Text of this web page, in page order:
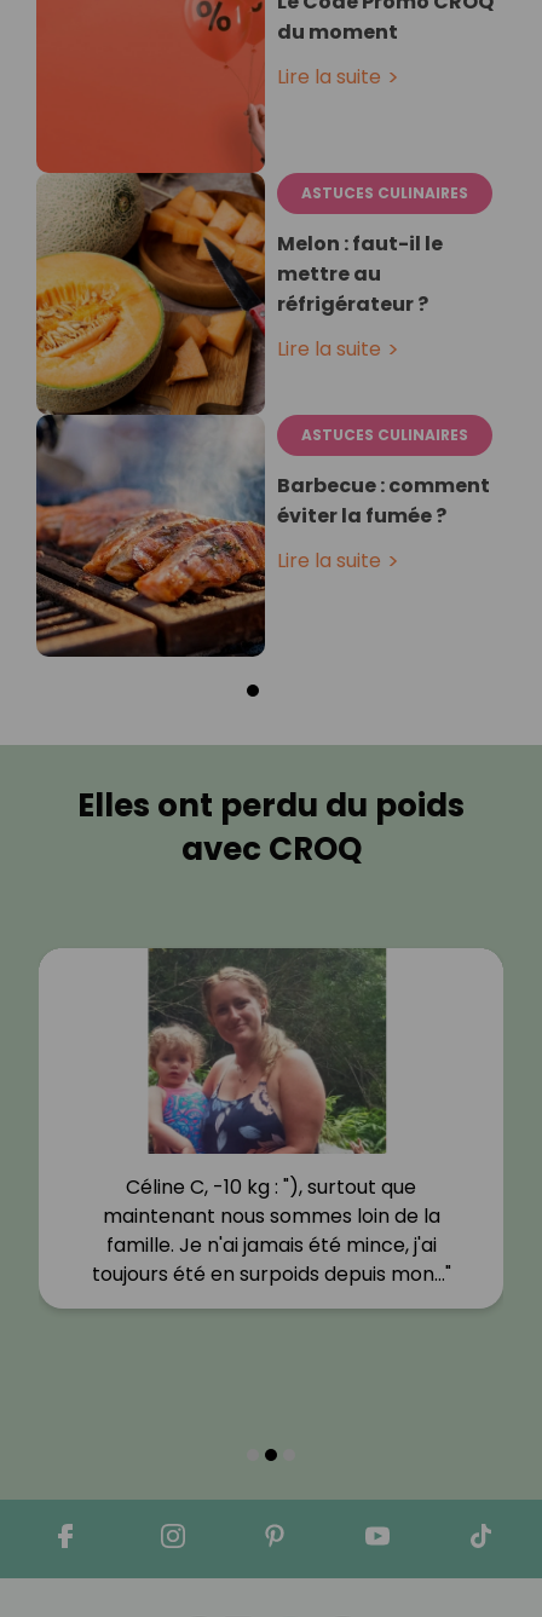
du moment
Lire la suite
ASTUCES CULINAIRES
Melon : faut-il le
mettre au
réfrigérateur ?
Lire la suite
ASTUCES CULINAIRES
Barbecue : comment
éviter la fumée ?
Lire la suite
Elles ont perdu du poids
avec CROQ
Céline C, -10 kg : "), surtout que
maintenant nous sommes loin de la
famille. Je n'ai jamais été mince, j'ai
toujours été en surpoids depuis mon…"